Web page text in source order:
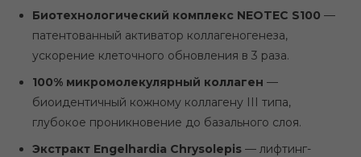
Биотехнологический комплекс NEOTEC S100 —
патентованный активатор коллагеногенеза,
ускорение клеточного обновления в 3 раза.
100% микромолекулярный коллаген —
биоидентичный кожному коллагену III типа,
глубокое проникновение до базального слоя.
Экстракт Engelhardia Chrysolepis — лифтинг-